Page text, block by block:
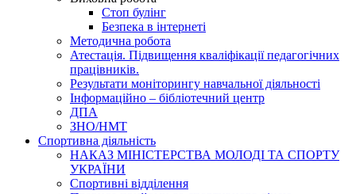
Стоп булінг
Безпека в інтернеті
Методична робота
Атестація. Підвищення кваліфікації педагогічних
працівників.
Результати моніторингу навчальної діяльності
Інформаційно – бібліотечний центр
ДПА
ЗНО/НМТ
Спортивна діяльність
НАКАЗ МІНІСТЕРСТВА МОЛОДІ ТА СПОРТУ
УКРАЇНИ
Спортивні відділення